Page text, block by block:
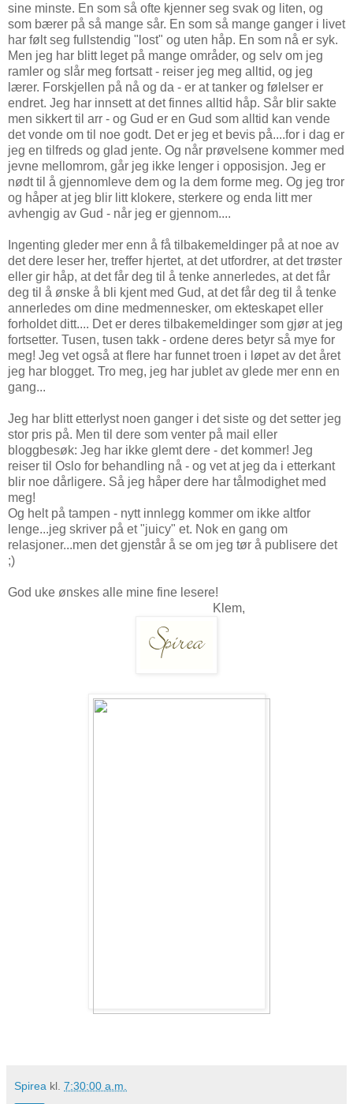
sine minste. En som så ofte kjenner seg svak og liten, og
som bærer på så mange sår. En som så mange ganger i livet
har følt seg fullstendig "lost" og uten håp. En som nå er syk.
Men jeg har blitt leget på mange områder, og selv om jeg
ramler og slår meg fortsatt - reiser jeg meg alltid, og jeg
lærer. Forskjellen på nå og da - er at tanker og følelser er
endret. Jeg har innsett at det finnes alltid håp. Sår blir sakte
men sikkert til arr - og Gud er en Gud som alltid kan vende
det vonde om til noe godt. Det er jeg et bevis på....for i dag er
jeg en tilfreds og glad jente. Og når prøvelsene kommer med
jevne mellomrom, går jeg ikke lenger i opposisjon. Jeg er
nødt til å gjennomleve dem og la dem forme meg. Og jeg tror
og håper at jeg blir litt klokere, sterkere og enda litt mer
avhengig av Gud - når jeg er gjennom....
Ingenting gleder mer enn å få tilbakemeldinger på at noe av
det dere leser her, treffer hjertet, at det utfordrer, at det trøster
eller gir håp, at det får deg til å tenke annerledes, at det får
deg til å ønske å bli kjent med Gud, at det får deg til å tenke
annerledes om dine medmennesker, om ekteskapet eller
forholdet ditt.... Det er deres tilbakemeldinger som gjør at jeg
fortsetter. Tusen, tusen takk - ordene deres betyr så mye for
meg! Jeg vet også at flere har funnet troen i løpet av det året
jeg har blogget. Tro meg, jeg har jublet av glede mer enn en
gang...
Jeg har blitt etterlyst noen ganger i det siste og det setter jeg
stor pris på. Men til dere som venter på mail eller
bloggbesøk: Jeg har ikke glemt dere - det kommer! Jeg
reiser til Oslo for behandling nå - og vet at jeg da i etterkant
blir noe dårligere. Så jeg håper dere har tålmodighet med
meg!
Og helt på tampen - nytt innlegg kommer om ikke altfor
lenge...jeg skriver på et "juicy" et. Nok en gang om
relasjoner...men det gjenstår å se om jeg tør å publisere det
;)
God uke ønskes alle mine fine lesere!
Klem,
Spirea kl. 7:30:00 a.m.